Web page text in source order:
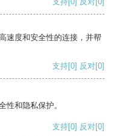
速度和安全性的连接，并帮
支持[0] 反对[0]
性和隐私保护。
支持[0] 反对[0]